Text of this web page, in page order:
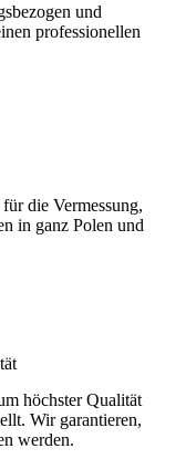
und
professionellen
die Vermessung,
in ganz Polen und
höchster Qualität
Wir garantieren,
werden.